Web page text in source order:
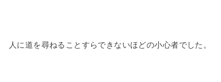
人に道を尋ねることすらできないほどの小心者でした。